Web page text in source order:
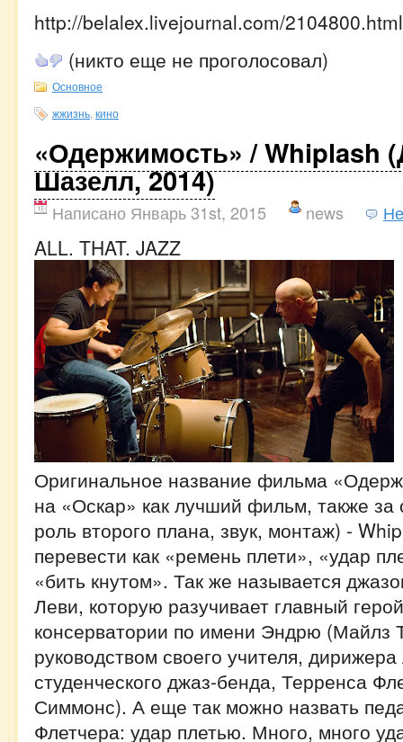
http://belalex.livejournal.com/2104800.html
(никто еще не проголосовал)
Основное
жжизнь кино
«Одержимость» / Whiplash
Шазелл, 2014)
Написано Январь 31st, 2015 news
ALL. THAT. JAZZ
Оригинальное название фильма
на «Оскар» как лучший фильм, также
роль второго плана, звук, монтаж) -
перевести как «ремень плети», «удар
«бить кнутом». Так же называется
Леви, которую разучивает главный
консерватории по имени Эндрю (Майлз
руководством своего учителя,
студенческого джаз-бенда, Терренса
Симмонс). А еще так можно назвать
Флетчера: удар плетью. Много, много